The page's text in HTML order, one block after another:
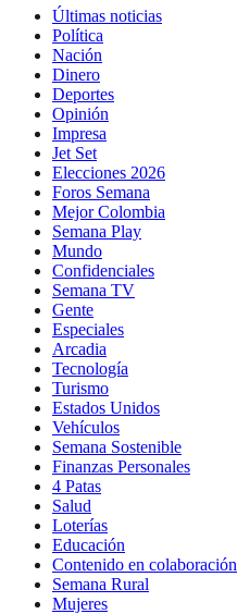
Últimas noticias
Política
Nación
Dinero
Deportes
Opinión
Impresa
Jet Set
Elecciones 2026
Foros Semana
Mejor Colombia
Semana Play
Mundo
Confidenciales
Semana TV
Gente
Especiales
Arcadia
Tecnología
Turismo
Estados Unidos
Vehículos
Semana Sostenible
Finanzas Personales
4 Patas
Salud
Loterías
Educación
Contenido en colaboración
Semana Rural
Mujeres